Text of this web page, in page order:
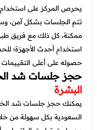
يحرص المركز على استخدام
تتم الجلسات بشكل آمن،
ممكنة، كل ذلك مع فريق
استخدام أحدث الأجهزة؛
حصوله على أعلى التقييمات
حجز جلسات شد
البشرة
يمكنك حجز جلسات شد
السعودية بكل سهولة من